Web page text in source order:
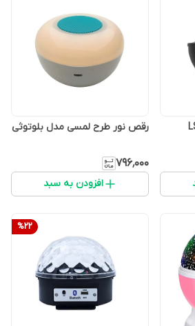
رقص نور طرح لمسی مدل بلوتوثی
۷۹۶٬۰۰۰
افزودن به سبد
%22